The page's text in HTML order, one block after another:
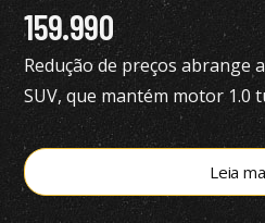
159.990
Redução de preços abrange
SUV, que mantém motor 1.0
de dupla embreagem
Leia